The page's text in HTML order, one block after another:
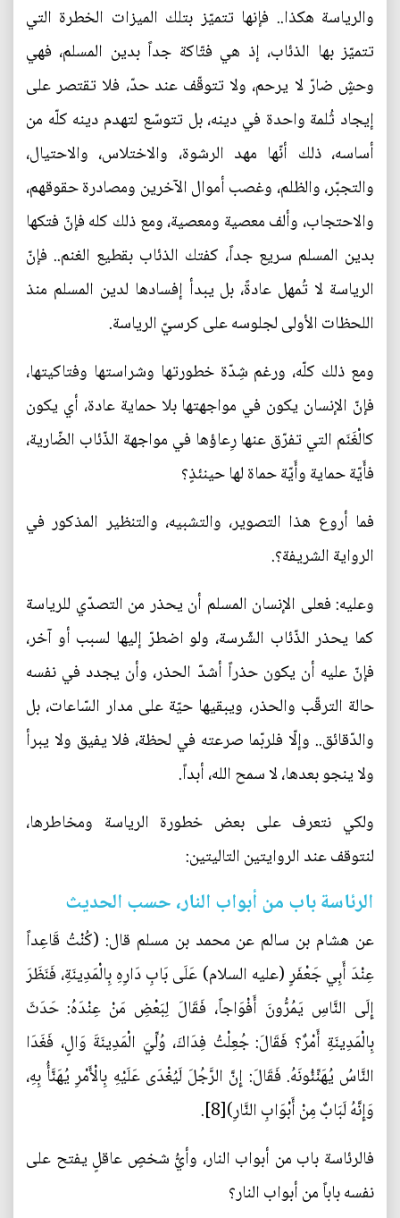
والرياسة هكذا.. فإنها تتميّز بتلك الميزات الخطرة التي
تتميّز بها الذئاب، إذ هي فتّاكة جداً بدين المسلم، فهي
وحشٍ ضارّ لا يرحم، ولا تتوقّف عند حدّ، فلا تقتصر على
إيجاد ثُلمة واحدة في دينه، بل تتوسّع لتهدم دينه كلّه من
أساسه، ذلك أنّها مهد الرشوة، والاختلاس، والاحتيال،
والتجبّر، والظلم، وغصب أموال الآخرين ومصادرة حقوقهم،
والاحتجاب، وألف معصية ومعصية، ومع ذلك كله فإنّ فتكها
بدين المسلم سريع جداً، كفتك الذئاب بقطيع الغنم.. فإنّ
الرياسة لا تُمهل عادةً، بل يبدأ إفسادها لدين المسلم منذ
اللحظات الأولى لجلوسه على كرسيّ الرياسة.
ومع ذلك كلّه، ورغم شِدّة خطورتها وشراستها وفتاكيتها،
فإنّ الإنسان يكون في مواجهتها بلا حماية عادة، أي يكون
كالْغَنَم التي تفرّق عنها رِعاؤها في مواجهة الذّئاب الضّارية،
فأَيّة حماية وأَيّة حماة لها حينئذٍ؟
فما أروع هذا التصوير، والتشبيه، والتنظير المذكور في
الرواية الشريفة؟.
وعليه: فعلى الإنسان المسلم أن يحذر من التصدّي للرياسة
كما يحذر الذّئاب الشّرسة، ولو اضطرّ إليها لسبب أو آخر،
فإنّ عليه أن يكون حذراً أشدّ الحذر، وأن يجدد في نفسه
حالة الترقّب والحذر، ويبقيها حيّة على مدار السّاعات، بل
والدّقائق.. وإلّا فلربّما صرعته في لحظة، فلا يفيق ولا يبرأ
ولا ينجو بعدها، لا سمح الله، أبداً.
ولكي نتعرف على بعض خطورة الرياسة ومخاطرها،
لنتوقف عند الروايتين التاليتين:
الرئاسة باب من أبواب النار، حسب الحديث
عن هشام بن سالم عن محمد بن مسلم قال: (كُنْتُ قَاعِداً
عِنْدَ أَبِي جَعْفَرٍ (عليه السلام) عَلَى بَابِ دَارِهِ بِالْمَدِينَةِ، فَنَظَرَ
إِلَى النَّاسِ يَمُرُّونَ‏ أَفْوَاجاً، فَقَالَ‏ لِبَعْضِ‏ مَنْ عِنْدَهُ: حَدَثَ
بِالْمَدِينَةِ أَمْرٌ؟ فَقَالَ: جُعِلْتُ فِدَاكَ، وُلِّيَ الْمَدِينَةَ وَالٍ، فَغَدَا
النَّاسُ يُهَنِّئُونَهُ. فَقَالَ: إِنَّ الرَّجُلَ لَيُغْدَى عَلَيْهِ بِالْأَمْرِ يُهَنَّأُ بِهِ،
وَإِنَّهُ لَبَابٌ مِنْ أَبْوَابِ النَّارِ)[8].
فالرئاسة باب من أبواب النار، وأيُّ شخصٍ عاقلٍ يفتح على
نفسه باباً من أبواب النار؟